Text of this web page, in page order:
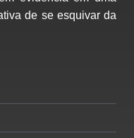
de se esquivar da